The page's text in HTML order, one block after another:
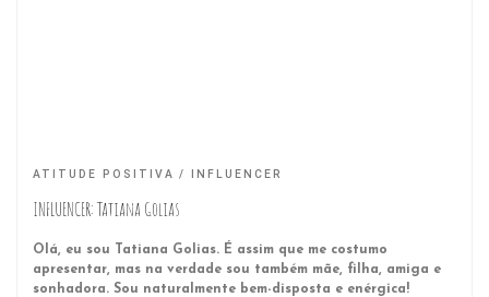
ATITUDE POSITIVA INFLUENCER
INFLUENCER: Tatiana Golias
Olá, eu sou Tatiana Golias. É assim que me costumo
apresentar, mas na verdade sou também mãe, filha, amiga e
sonhadora. Sou naturalmente bem-disposta e enérgica!